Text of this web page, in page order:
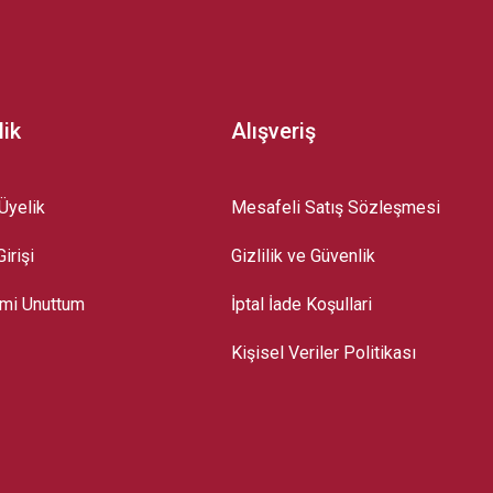
Unuttum
Alışveriş
Mesafeli Satış Sözleşmesi
Gizlilik ve Güvenlik
İptal İade Koşullari
Kişisel Veriler Politikası